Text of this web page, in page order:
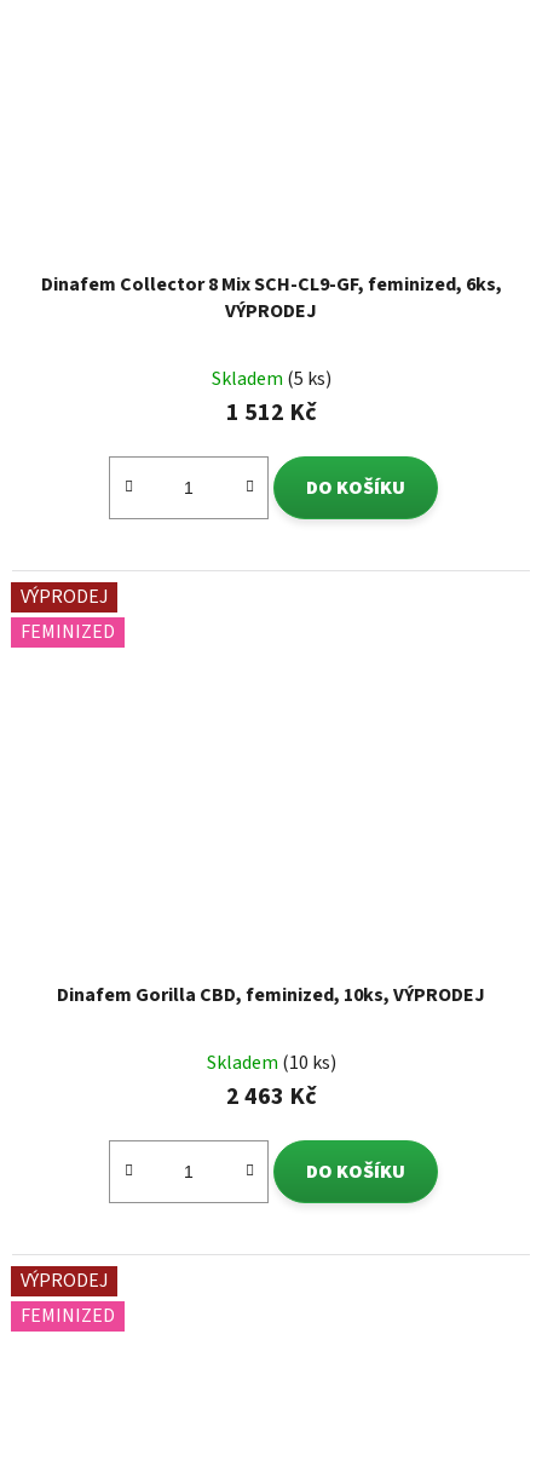
Dinafem Collector 8 Mix SCH-CL9-GF, feminized, 6ks,
VÝPRODEJ
Skladem (5 ks)
1 512 Kč
DO KOŠÍKU
VÝPRODEJ
FEMINIZED
Dinafem Gorilla CBD, feminized, 10ks, VÝPRODEJ
Skladem (10 ks)
2 463 Kč
DO KOŠÍKU
VÝPRODEJ
FEMINIZED